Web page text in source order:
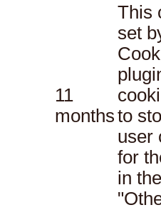
11
months
This
set
to
user
for
in